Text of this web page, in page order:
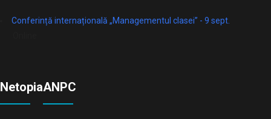
Conferință internațională „Managementul clasei” - 9 sept.
NetopiaANPC